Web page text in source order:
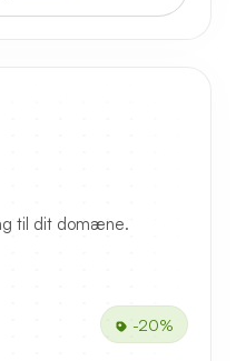
til dit domæne.
-20%